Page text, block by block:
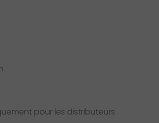
pour les distributeurs